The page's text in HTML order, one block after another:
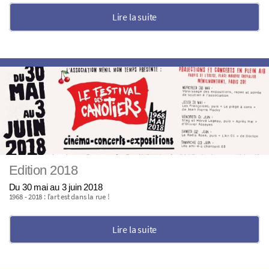
Lire la suite
Edition 2018
Du 30 mai au 3 juin 2018
1968 - 2018 : l’art est dans la rue !
Lire la suite